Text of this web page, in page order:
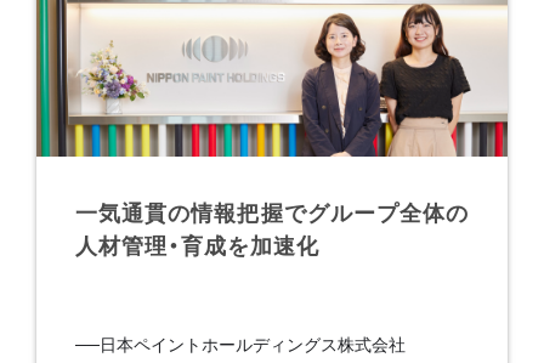
一気通貫の情報把握でグループ全体の
人材管理・育成を加速化
日本ペイントホールディングス株式会社